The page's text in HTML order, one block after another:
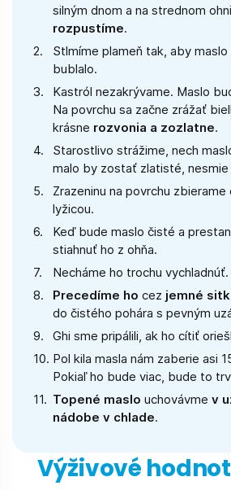
silným dnom a na strednom ohni
rozpustíme.
Stlmíme plameň tak, aby maslo
bublalo.
Kastról nezakrývame. Maslo
Na povrchu sa začne zrážať
krásne rozvonia a zozlatne.
Starostlivo strážime, nech
malo by zostať zlatisté, nesmie
Zrazeninu na povrchu zbierame
lyžicou.
Keď bude maslo čisté a
stiahnuť ho z ohňa.
Necháme ho trochu vychladnúť.
Precedíme ho cez jemné
do čistého pohára s pevným
Ghi sme pripálili, ak ho cítiť
Pol kila masla nám zaberie asi
Pokiaľ ho bude viac, bude to
Topené maslo uchovávme v
nádobe v chlade.
Výživové